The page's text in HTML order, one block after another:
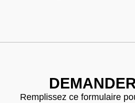
Remplissez ce formulaire